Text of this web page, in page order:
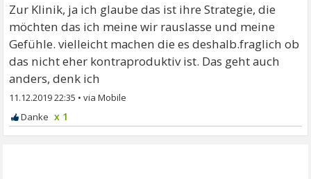
Zur Klinik, ja ich glaube das ist ihre Strategie, die
möchten das ich meine wir rauslasse und meine
Gefühle. vielleicht machen die es deshalb.fraglich ob
das nicht eher kontraproduktiv ist. Das geht auch
anders, denk ich
11.12.2019 22:35 •
x 1